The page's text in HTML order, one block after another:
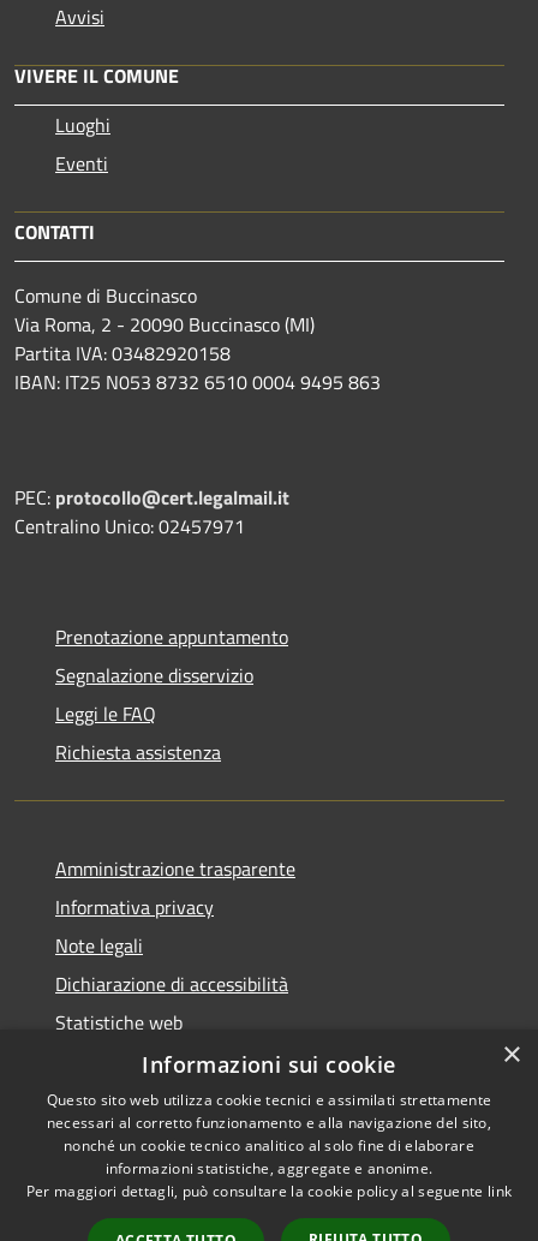
Avvisi
VIVERE IL COMUNE
Luoghi
Eventi
CONTATTI
Comune di Buccinasco
Via Roma, 2 - 20090 Buccinasco (MI)
Partita IVA: 03482920158
IBAN: IT25 N053 8732 6510 0004 9495 863
PEC: protocollo@cert.legalmail.it
Centralino Unico: 02457971
Prenotazione appuntamento
Segnalazione disservizio
Leggi le FAQ
Richiesta assistenza
Amministrazione trasparente
Informativa privacy
Note legali
Dichiarazione di accessibilità
Statistiche web
Accessibilità
Privacy
Copyright © 2026 • Comune di
Buccinasco • Powered by
Municipium•Accesso
redazione
×
Informazioni sui cookie
Questo sito web utilizza cookie tecnici e assimilati strettamente
necessari al corretto funzionamento e alla navigazione del sito,
nonché un cookie tecnico analitico al solo fine di elaborare
informazioni statistiche, aggregate e anonime.
Per maggiori dettagli, può consultare la cookie policy al seguente link